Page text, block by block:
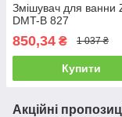
Змішувач для ванни
DMT-B 827
850,34 ₴ 1 037 ₴
Купити
Акційні